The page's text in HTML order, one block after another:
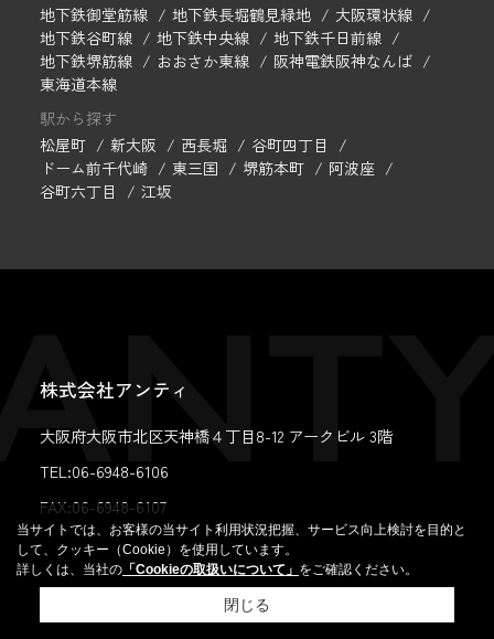
地下鉄御堂筋線
地下鉄長堀鶴見緑地
大阪環状線
地下鉄谷町線
地下鉄中央線
地下鉄千日前線
地下鉄堺筋線
おおさか東線
阪神電鉄阪神なんば
東海道本線
駅から探す
松屋町
新大阪 西長堀
谷町四丁目
ドーム前千代崎
東三国 堺筋本町
阿波座
谷町六丁目
江坂
株式会社アンティ
大阪府大阪市北区天神橋４丁目8-12 アークビル 3階
TEL:06-6948-6106
FAX:06-6948-6107
当サイトでは、お客様の当サイト利用状況把握、サービス向上検討を目的と
して、クッキー（Cookie）を使用しています。
詳しくは、当社の 「Cookieの取扱いについて」 をご確認ください。
閉じる